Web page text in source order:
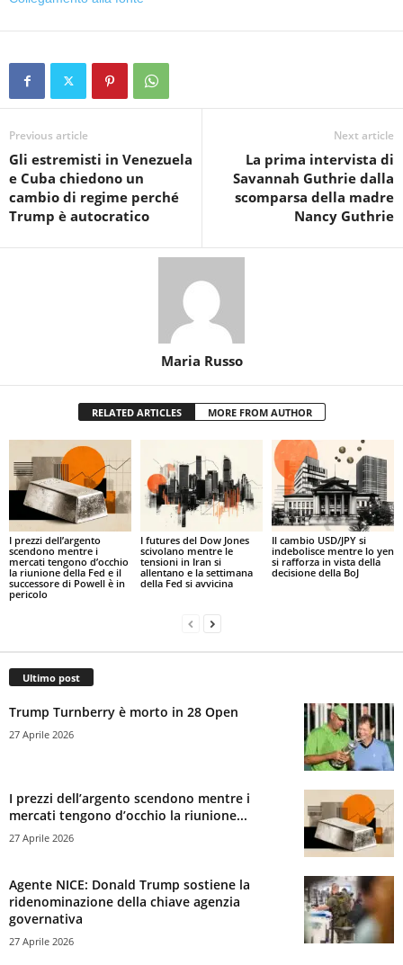
Previous article
Gli estremisti in Venezuela
e Cuba chiedono un
cambio di regime perché
Trump è autocratico
Next article
La prima intervista di
Savannah Guthrie dalla
scomparsa della madre
Nancy Guthrie
Maria Russo
RELATED ARTICLES MORE FROM AUTHOR
I prezzi dell’argento
scendono mentre i
mercati tengono d’occhio
la riunione della Fed e il
successore di Powell è in
pericolo
I futures del Dow Jones
scivolano mentre le
tensioni in Iran si
allentano e la settimana
della Fed si avvicina
Il cambio USD/JPY si
indebolisce mentre lo yen
si rafforza in vista della
decisione della BoJ
Ultimo post
Trump Turnberry è morto in 28 Open
27 Aprile 2026
I prezzi dell’argento scendono mentre i
mercati tengono d’occhio la riunione...
27 Aprile 2026
Agente NICE: Donald Trump sostiene la
ridenominazione della chiave agenzia
governativa
27 Aprile 2026